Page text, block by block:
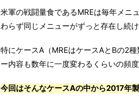
米軍の戦闘量食であるMREは毎年メニ
わらず同じメニューがずっと存在し続け
特にケースA（MREはケースAとBの2
ー内容も数年に一度変わるくらいの頻度
今回はそんなケースAの中から2017年